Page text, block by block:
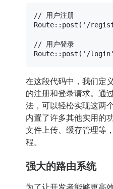
// 用户注册
Route:: post ( '/
// 用户登录
Route:: post ( '/login'
在这段代码中，我们定
的注册和登录请求。通
法，可以轻松实现这两
内置了许多其他实用的
文件上传、缓存管理等
程。
强大的路由系统
为了让开发者能够更高